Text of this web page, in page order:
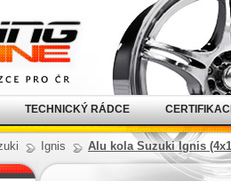
Ignis Alu kola Suzuki Ignis
TECHNICKÝ RÁDCE